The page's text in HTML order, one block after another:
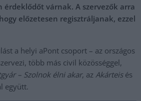
várnak. A szervezők arra
előzetesen regisztráljanak, ezzel
a helyi aPont csoport – az országos
több más civil közösséggel,
– Szolnok élni akar, azAkárteis és
együtt.